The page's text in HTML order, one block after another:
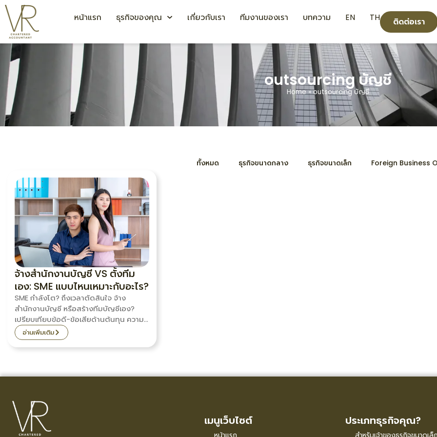
หน้าแรก ธุรกิจของคุณ เกี่ยวกับเรา ทีมงานของเรา บทความ EN TH ติดต่อเรา
outsourcing บัญชี
Home»outsourcing บัญชี
ทั้งหมด ธุรกิจขนาดกลาง ธุรกิจขนาดเล็ก Foreign Business
จ้างสำนักงานบัญชี VS ตั้งทีม
เอง: SME แบบไหนเหมาะกับอะไร?
SME กำลังโต? ถึงเวลาตัดสินใจ จ้าง
สำนักงานบัญชี หรือสร้างทีมบัญชีเอง?
เปรียบเทียบข้อดี-ข้อเสียด้านต้นทุน ความ
เชี่ยวชาญ และความยืดหยุ่น เพื่อหาคำตอบ
ที่ใช่สำหรับธุรกิจคุณ
อ่านเพิ่มเติม
เมนูเว็บไซต์ ประเภทธุรกิจคุณ?